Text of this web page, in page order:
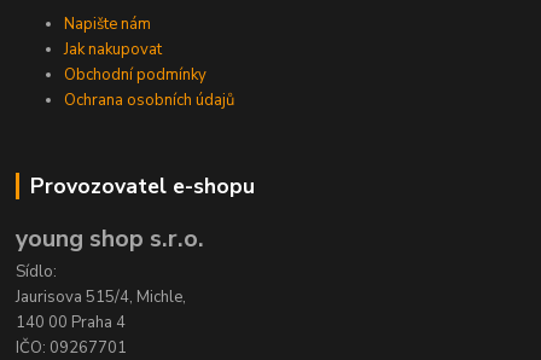
Napište nám
Jak nakupovat
Obchodní podmínky
Ochrana osobních údajů
Provozovatel e-shopu
young shop s.r.o.
Sídlo:
Jaurisova 515/4, Michle,
140 00 Praha 4
IČO: 09267701